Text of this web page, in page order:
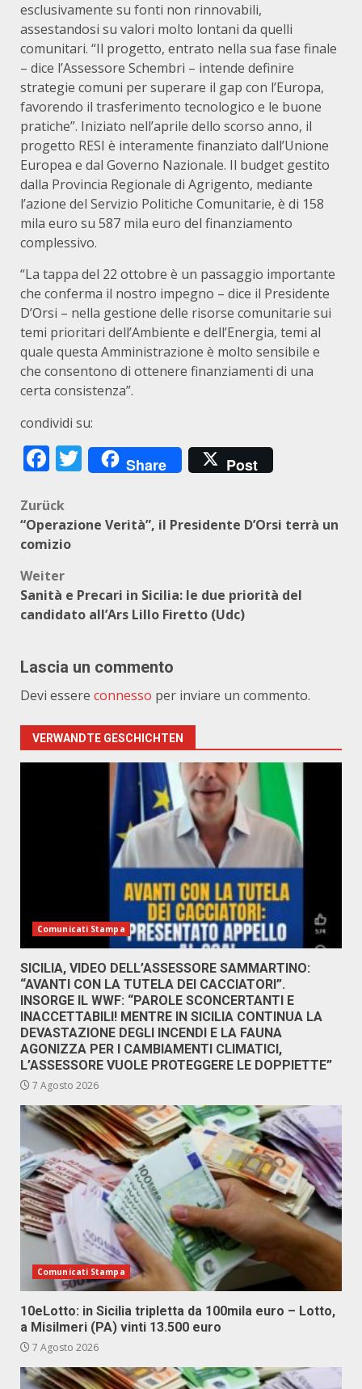
esclusivamente su fonti non rinnovabili,
assestandosi su valori molto lontani da quelli
comunitari. “Il progetto, entrato nella sua fase finale
– dice l’Assessore Schembri – intende definire
strategie comuni per superare il gap con l’Europa,
favorendo il trasferimento tecnologico e le buone
pratiche”. Iniziato nell’aprile dello scorso anno, il
progetto RESI è interamente finanziato dall’Unione
Europea e dal Governo Nazionale. Il budget gestito
dalla Provincia Regionale di Agrigento, mediante
l’azione del Servizio Politiche Comunitarie, è di 158
mila euro su 587 mila euro del finanziamento
complessivo.
“La tappa del 22 ottobre è un passaggio importante
che conferma il nostro impegno – dice il Presidente
D’Orsi – nella gestione delle risorse comunitarie sui
temi prioritari dell’Ambiente e dell’Energia, temi al
quale questa Amministrazione è molto sensibile e
che consentono di ottenere finanziamenti di una
certa consistenza”.
condividi su:
Facebook
Twitter
Share Post
Beitragsnavigation
Zurück
“Operazione Verità”, il Presidente D’Orsi terrà un
comizio
Weiter
Sanità e Precari in Sicilia: le due priorità del
candidato all’Ars Lillo Firetto (Udc)
Lascia un commento
Devi essere connesso per inviare un commento.
VERWANDTE GESCHICHTEN
Comunicati Stampa
SICILIA, VIDEO DELL’ASSESSORE SAMMARTINO:
“AVANTI CON LA TUTELA DEI CACCIATORI”.
INSORGE IL WWF: “PAROLE SCONCERTANTI E
INACCETTABILI! MENTRE IN SICILIA CONTINUA LA
DEVASTAZIONE DEGLI INCENDI E LA FAUNA
AGONIZZA PER I CAMBIAMENTI CLIMATICI,
L’ASSESSORE VUOLE PROTEGGERE LE DOPPIETTE”
7 Agosto 2026
Comunicati Stampa
10eLotto: in Sicilia tripletta da 100mila euro – Lotto,
a Misilmeri (PA) vinti 13.500 euro
7 Agosto 2026